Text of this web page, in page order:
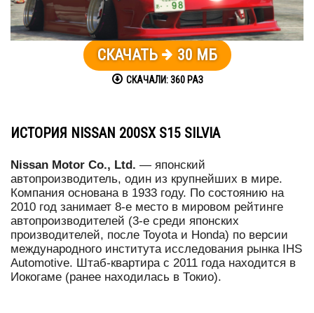
СКАЧАТЬ 30 МБ
СКАЧАЛИ:360РАЗ
ИСТОРИЯ NISSAN 200SX S15 SILVIA
Nissan Motor Co., Ltd. — японский
автопроизводитель, один из крупнейших в мире.
Компания основана в 1933 году. По состоянию на
2010 год занимает 8-е место в мировом рейтинге
автопроизводителей (3-е среди японских
производителей, после Toyota и Honda) по версии
международного института исследования рынка IHS
Automotive. Штаб-квартира с 2011 года находится в
Иокогаме (ранее находилась в Токио).